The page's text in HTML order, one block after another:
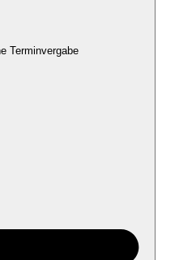
Terminvergabe